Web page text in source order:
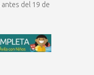
antes del 19 de